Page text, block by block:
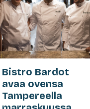
Bistro Bardot
avaa ovensa
Tampereella